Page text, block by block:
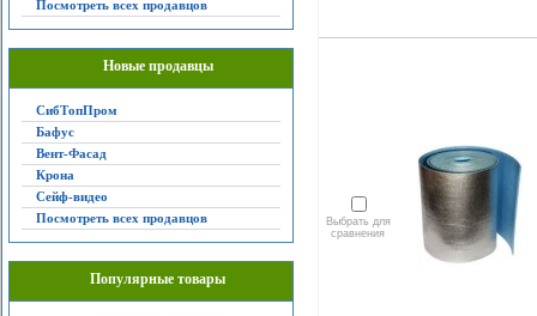
Посмотреть всех продавцов
Новые продавцы
СибТопПром
Бафус
Вент-Фасад
Крона
Сейф-видео
Посмотреть всех продавцов
Популярные товары
Выбрать для
сравнения